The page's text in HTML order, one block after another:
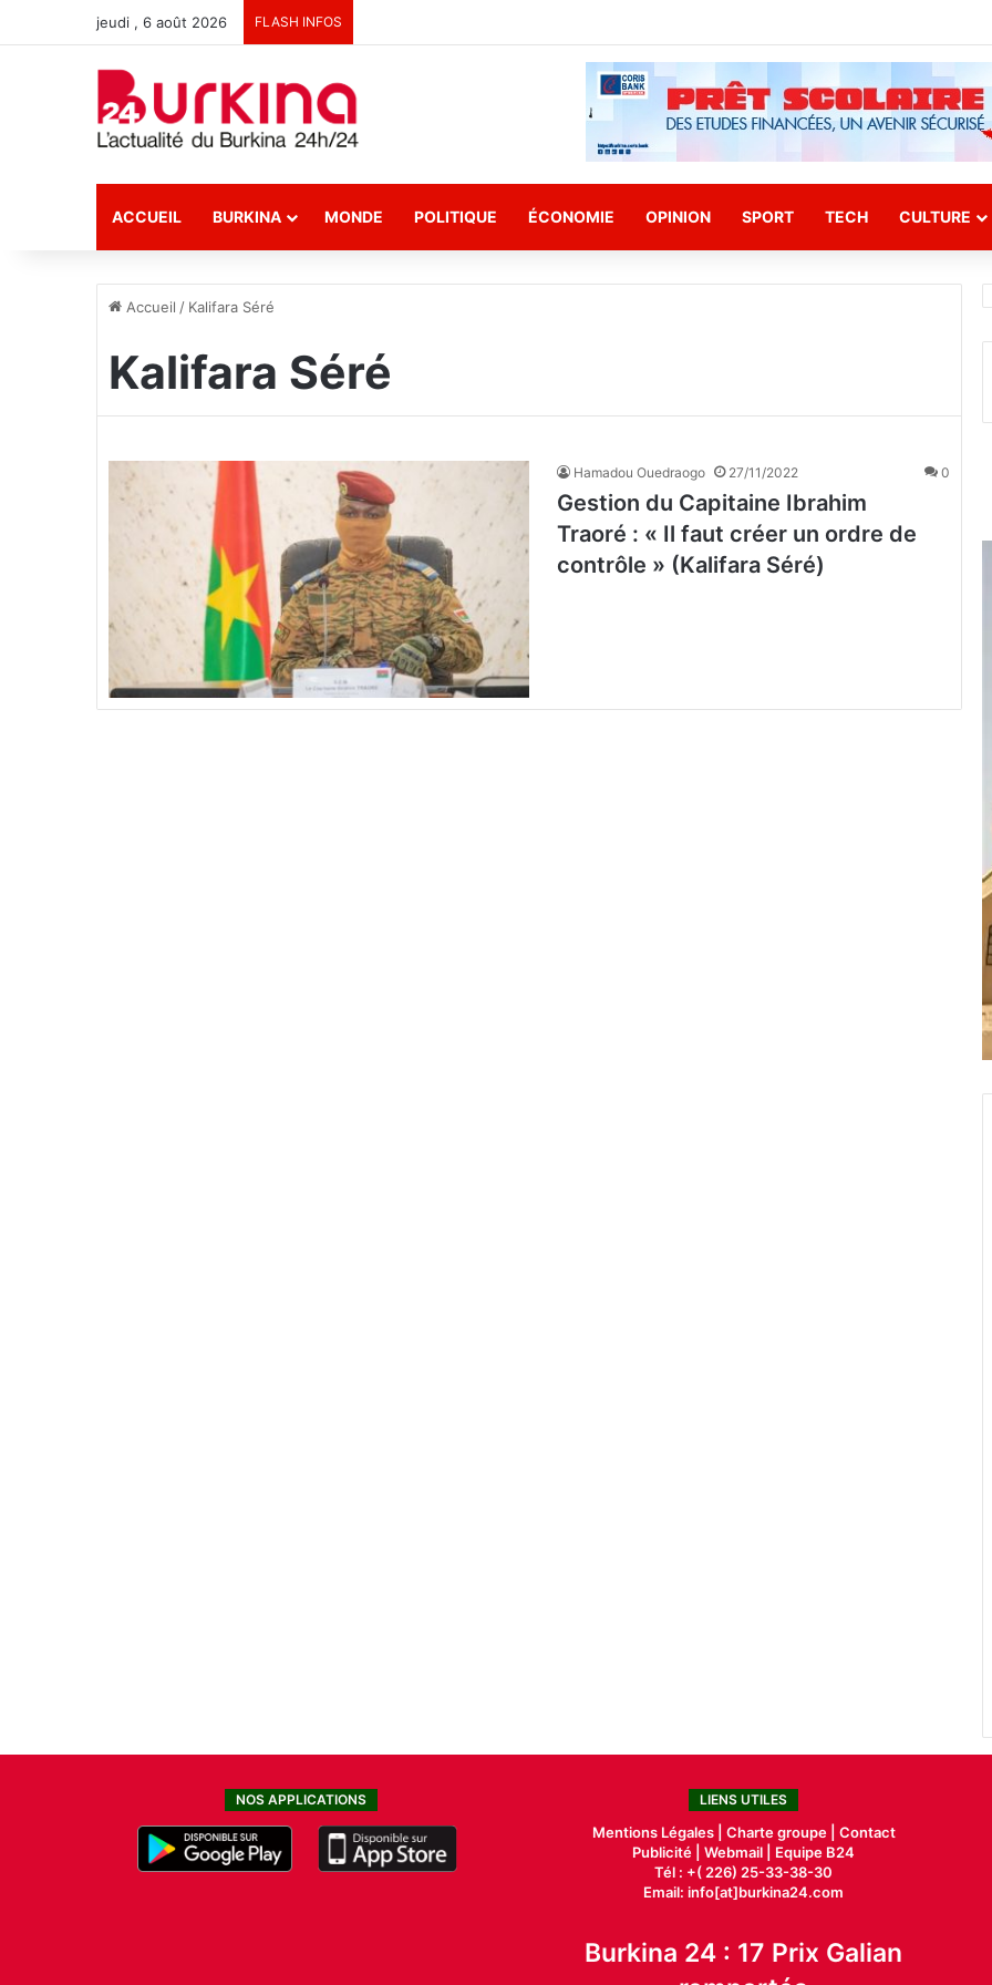
jeudi , 6 août 2026 FLASH INFOS
ACCUEIL BURKINA MONDE POLITIQUE ÉCONOMIE OPINION SPORT TECH CULTURE
Accueil / Kalifara Séré
Kalifara Séré
Hamadou Ouedraogo 27/11/2022 0
Gestion du Capitaine Ibrahim
Traoré : « Il faut créer un ordre de
contrôle » (Kalifara Séré)
NOS APPLICATIONS LIENS UTILES
Mentions Légales | Charte groupe | Contact
Publicité |Webmail |
Equipe B24
Tél : +( 226) 25-33-38-30
Email: info[at]burkina24.com
Burkina 24 : 17 Prix Galian